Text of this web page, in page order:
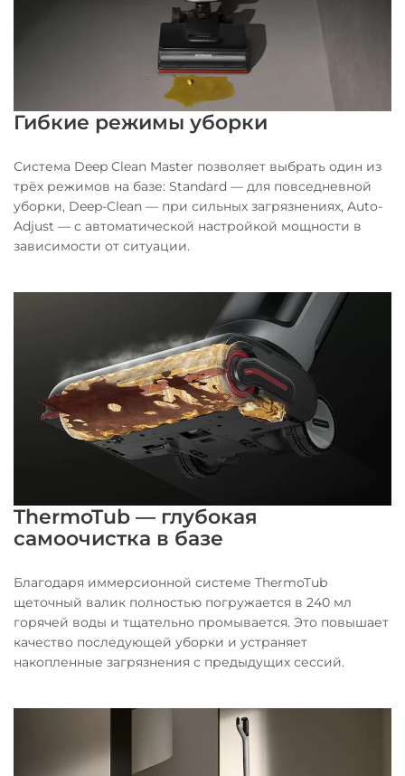
Гибкие режимы уборки
Система Deep Clean Master позволяет выбрать один из
трёх режимов на базе: Standard — для повседневной
уборки, Deep-Clean — при сильных загрязнениях, Auto-
Adjust — с автоматической настройкой мощности в
зависимости от ситуации.
ThermoTub — глубокая
самоочистка в базе
Благодаря иммерсионной системе ThermoTub
щеточный валик полностью погружается в 240 мл
горячей воды и тщательно промывается. Это повышает
качество последующей уборки и устраняет
накопленные загрязнения с предыдущих сессий.